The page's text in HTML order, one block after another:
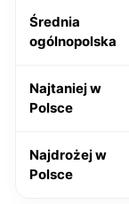
Średnia
ogólnopolska
Najtaniej w
Polsce
Najdrożej w
Polsce